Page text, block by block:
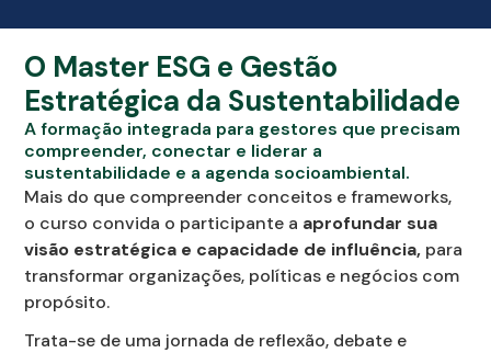
O Master ESG e Gestão
Estratégica da Sustentabilidade
A formação integrada para gestores que precisam
compreender, conectar e liderar a
sustentabilidade e a agenda socioambiental.
Mais do que compreender conceitos e frameworks,
o curso convida o participante a aprofundar sua
visão estratégica e capacidade de influência, para
transformar organizações, políticas e negócios com
propósito.
Trata-se de uma jornada de reflexão, debate e